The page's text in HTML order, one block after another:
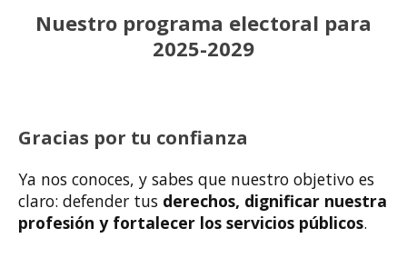
Nuestro programa electoral para
2025-2029
Gracias por tu confianza
Ya nos conoces, y sabes que nuestro objetivo es
claro: defender tus derechos, dignificar nuestra
profesión y fortalecer los servicios públicos.